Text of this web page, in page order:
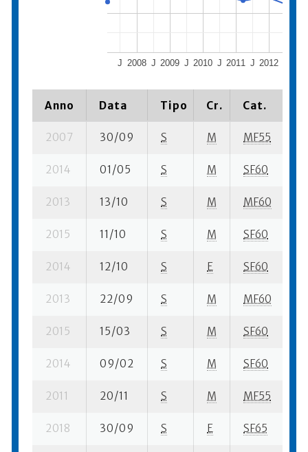
2008 2009 2010 2011 2012
J J J J J
Anno Data Tipo Cr. Cat.
2007 30/09 S M MF55
2014 01/05 S M SF60
2013 13/10 S M MF60
2015 11/10 S M SF60
2014 12/10 S E SF60
2013 22/09 S M MF60
2015 15/03 S M SF60
2014 09/02 S M SF60
2011 20/11 S M MF55
2018 30/09 S E SF65